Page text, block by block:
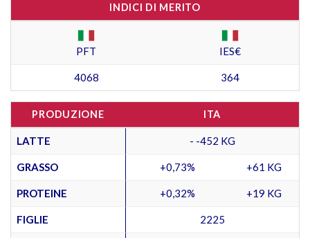
INDICI DI MERITO
PFT IES€
4068 364
PRODUZIONE ITA
LATTE - -452 KG
GRASSO +0,73% +61 KG
PROTEINE +0,32% +19 KG
FIGLIE 2225